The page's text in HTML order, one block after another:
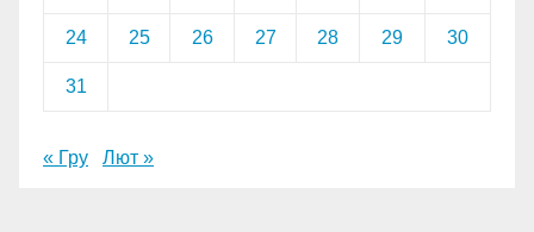
24 25 26 27 28 29 30
31
« Гру Лют »